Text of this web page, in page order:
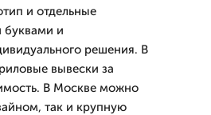
и отдельные
буквами и
решения. В
вывески за
В Москве можно
так и крупную